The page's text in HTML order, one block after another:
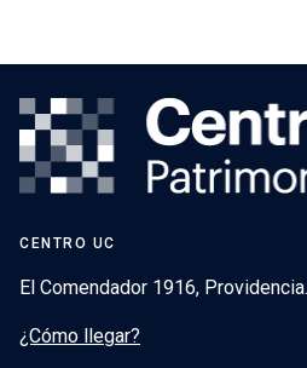
CENTRO UC
El Comendador 1916, Providencia.
¿Cómo llegar?